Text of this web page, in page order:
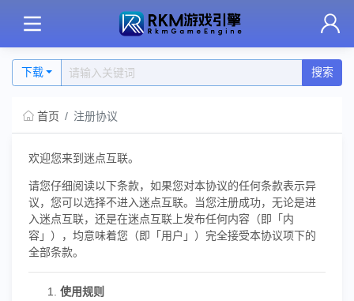
下载 搜索
首页 注册协议
欢迎您来到迷点互联。
请您仔细阅读以下条款，如果您对本协议的任何条款表示异
议，您可以选择不进入迷点互联。当您注册成功，无论是进
入迷点互联，还是在迷点互联上发布任何内容（即「内
容」），均意味着您（即「用户」）完全接受本协议项下的
全部条款。
使用规则